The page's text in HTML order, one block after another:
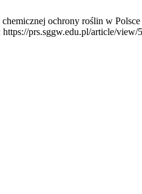
ochrony roślin w
prs.sggw.edu.pl/article/view/